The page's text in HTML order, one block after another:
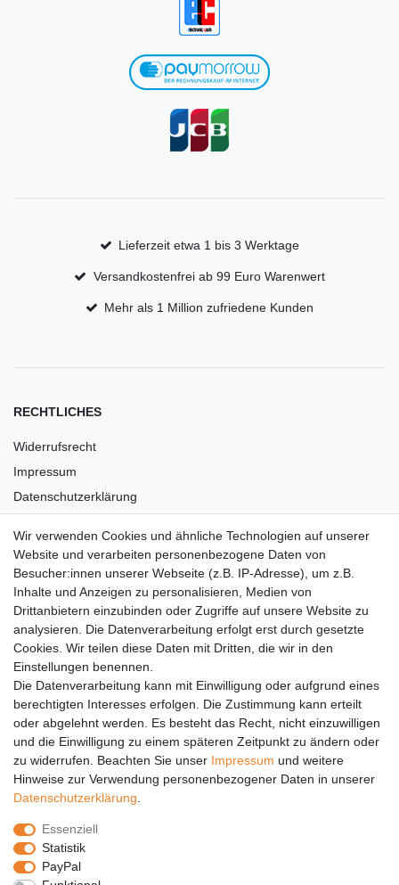
Lieferzeit etwa 1 bis 3 Werktage
Versandkostenfrei ab 99 Euro Warenwert
Mehr als 1 Million zufriedene Kunden
RECHTLICHES
Widerrufsrecht
Impressum
Datenschutzerklärung
Versandkosten
Barrierefreiheit
Anleitungen
Vertrag widerrufen
PARTNER
DHL
GLS
PaketPLUS
SPONSORING
Malchower SV 90
Malchower Wölfe
Wir verwenden Cookies und ähnliche Technologien auf unserer
Website und verarbeiten personenbezogene Daten von
Besucher:innen unserer Webseite (z.B. IP-Adresse), um z.B.
Inhalte und Anzeigen zu personalisieren, Medien von
Drittanbietern einzubinden oder Zugriffe auf unsere Website zu
analysieren. Die Datenverarbeitung erfolgt erst durch gesetzte
Cookies. Wir teilen diese Daten mit Dritten, die wir in den
Einstellungen benennen.
Die Datenverarbeitung kann mit Einwilligung oder aufgrund eines
berechtigten Interesses erfolgen. Die Zustimmung kann erteilt
oder abgelehnt werden. Es besteht das Recht, nicht einzuwilligen
und die Einwilligung zu einem späteren Zeitpunkt zu ändern oder
zu widerrufen. Beachten Sie unser Impressum und weitere
Hinweise zur Verwendung personenbezogener Daten in unserer
Daten­schutz­erklärung
Essenziell
Statistik
PayPal